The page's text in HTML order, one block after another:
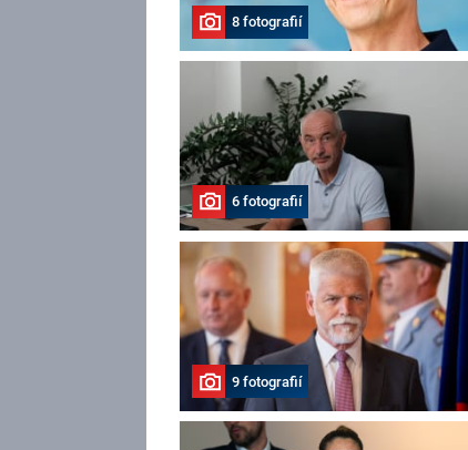
8 fotografií
6 fotografií
9 fotografií